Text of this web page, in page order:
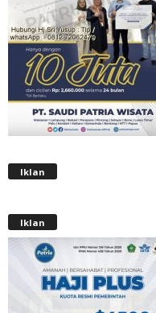
Iklan
Iklan